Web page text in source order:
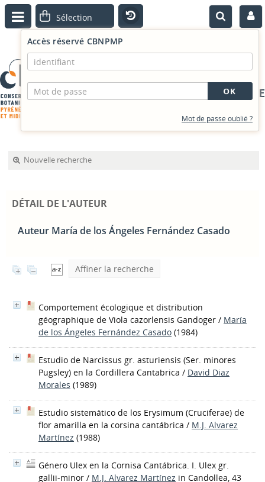
PORTAIL DOCUMENTAIRE
Accès réservé CBNPMP
Mot de passe oublié ?
Nouvelle recherche
DÉTAIL DE L'AUTEUR
Auteur María de los Ángeles Fernández Casado
Affiner la recherche
Comportement écologique et distribution
géographique de Viola cazorlensis Gandoger / María
de los Ángeles Fernández Casado (1984)
Estudio de Narcissus gr. asturiensis (Ser. minores
Pugsley) en la Cordillera Cantabrica / David Diaz
Morales (1989)
Estudio sistemático de los Erysimum (Cruciferae) de
flor amarilla en la corsina cantábrica / M.J. Alvarez
Martínez (1988)
Género Ulex en la Cornisa Cantábrica. I. Ulex gr.
gallii-minor / M.J. Alvarez Martínez in Candollea, 43